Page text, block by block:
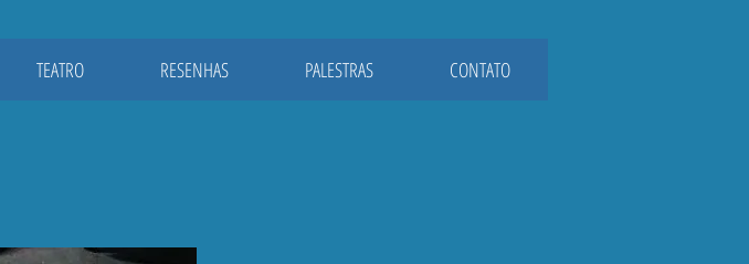
TEATRO RESENHAS PALESTRAS CONTATO